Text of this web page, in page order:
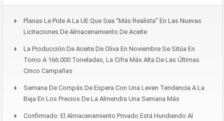
Planas Le Pide A La UE Que Sea “más Realista” En Las Nuevas
Licitaciones De Almacenamiento De Aceite
La Producción De Aceite De Oliva En Noviembre Se Sitúa En
Torno A 166.000 Toneladas, La Cifra Más Alta De Las Últimas
Cinco Campañas
Semana De Compás De Espera Con Una Leven Tendencia A La
Baja En Los Precios De La Almendra Una Semana Más
Confirmado: El Almacenamiento Privado Está Hundiendo Al